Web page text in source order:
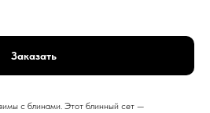
Заказать
с блинами. Этот блинный сет —